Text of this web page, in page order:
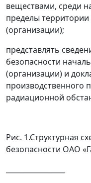
веществами, среди
пределы
(организации);
представлять
безопасности
(организации) и
производственного
радиационной
Рис. 1.Структурная
безопасности ОАО